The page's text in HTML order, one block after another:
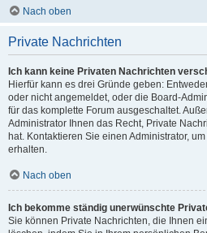
Nach oben
Private Nachrichten
Ich kann keine Privaten Nachrichten
Hierfür kann es drei Gründe geben:
oder nicht angemeldet, oder die Board-
für das komplette Forum ausgeschaltet.
Administrator Ihnen das Recht, Private
hat. Kontaktieren Sie einen Administrator,
erhalten.
Nach oben
Ich bekomme ständig unerwünschte
Sie können Private Nachrichten, die Ihnen